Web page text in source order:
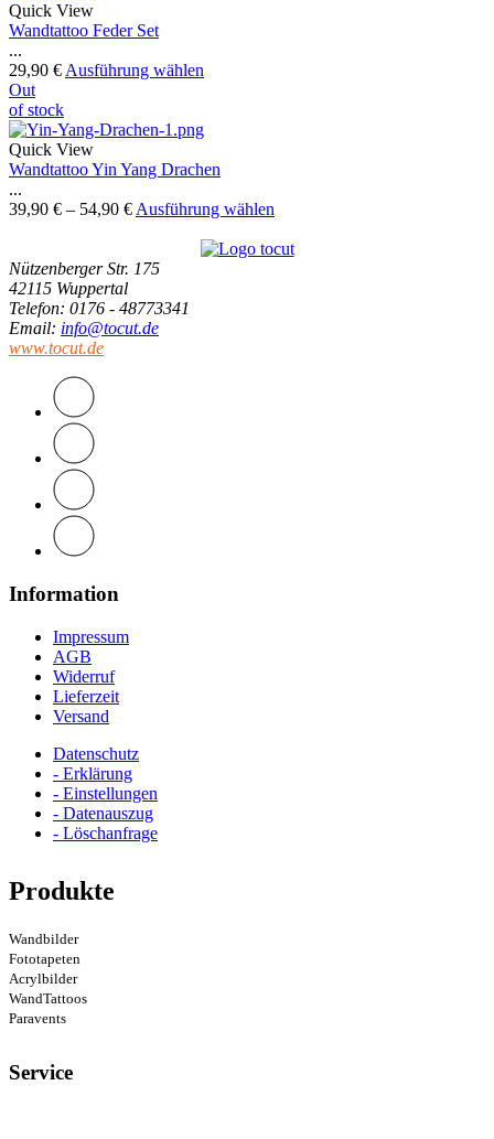
Quick View
Wandtattoo Feder Set
...
29,90 € Ausführung wählen
Out
of stock
Quick View
Wandtattoo Yin Yang Drachen
...
39,90 € – 54,90 € Ausführung wählen
Nützenberger Str. 175
42115 Wuppertal
Telefon: 0176 - 48773341
Email: info@tocut.de
www.tocut.de
Information
Impressum
AGB
Widerruf
Lieferzeit
Versand
Datenschutz
- Erklärung
- Einstellungen
- Datenauszug
- Löschanfrage
Produkte
Wandbilder
Fototapeten
Acrylbilder
WandTattoos
Paravents
Service